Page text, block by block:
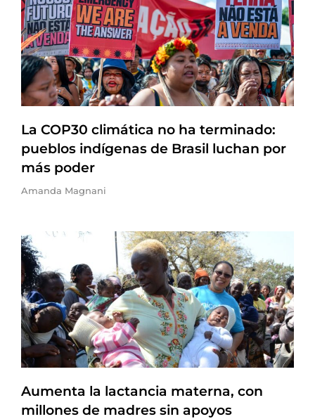
La COP30 climática no ha terminado:
pueblos indígenas de Brasil luchan por
más poder
Amanda Magnani
Aumenta la lactancia materna, con
millones de madres sin apoyos